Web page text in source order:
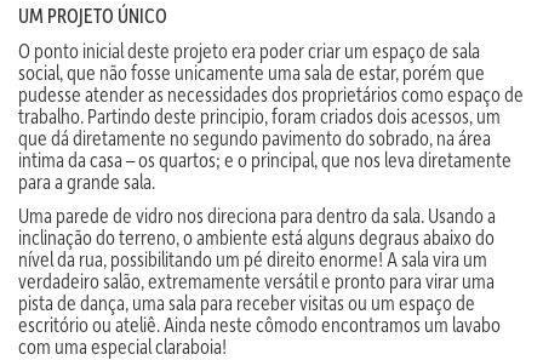
UM PROJETO ÚNICO
O ponto inicial deste projeto era poder criar um espaço de sala
social, que não fosse unicamente uma sala de estar, porém que
pudesse atender as necessidades dos proprietários como espaço de
trabalho. Partindo deste principio, foram criados dois acessos, um
que dá diretamente no segundo pavimento do sobrado, na área
intima da casa – os quartos; e o principal, que nos leva diretamente
para a grande sala.
Uma parede de vidro nos direciona para dentro da sala. Usando a
inclinação do terreno, o ambiente está alguns degraus abaixo do
nível da rua, possibilitando um pé direito enorme! A sala vira um
verdadeiro salão, extremamente versátil e pronto para virar uma
pista de dança, uma sala para receber visitas ou um espaço de
escritório ou ateliê. Ainda neste cômodo encontramos um lavabo
com uma especial claraboia!